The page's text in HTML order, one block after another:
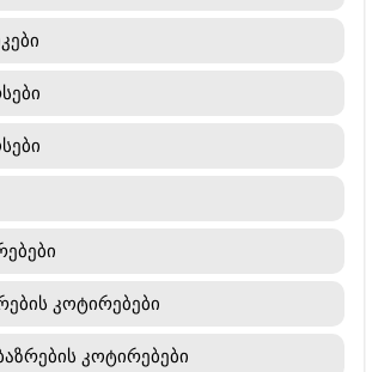
კოტირებები
კოტირებები